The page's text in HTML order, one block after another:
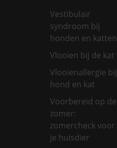
Vestibulair
syndroom bij
honden en katten
Vlooien bij de kat
Vlooienallergie bij
hond en kat
Voorbereid op de
zomer:
zomercheck voor
je huisdier